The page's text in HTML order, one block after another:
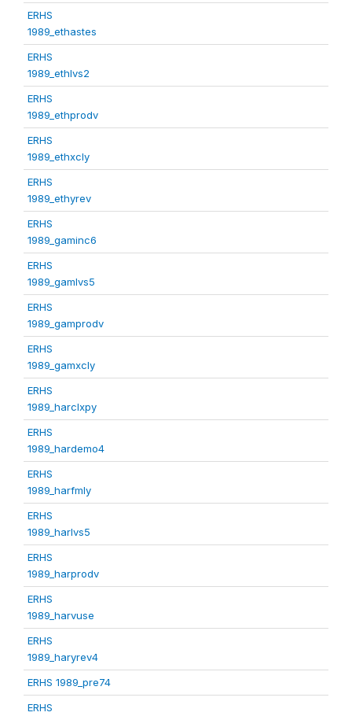
ERHS
1989_ethastes
ERHS
1989_ethlvs2
ERHS
1989_ethprodv
ERHS
1989_ethxcly
ERHS
1989_ethyrev
ERHS
1989_gaminc6
ERHS
1989_gamlvs5
ERHS
1989_gamprodv
ERHS
1989_gamxcly
ERHS
1989_harclxpy
ERHS
1989_hardemo4
ERHS
1989_harfmly
ERHS
1989_harlvs5
ERHS
1989_harprodv
ERHS
1989_harvuse
ERHS
1989_haryrev4
ERHS 1989_pre74
ERHS